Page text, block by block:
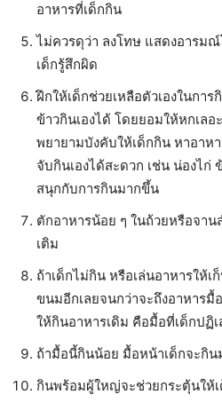
อาหารที่เด็กกิน
ไม่ควรดุว่า ลงโทษ แสดงอารม
เด็กรู้สึกผิด
ฝึกให้เด็กช่วยเหลือตัวเองในการ
ข้าวกินเองได้ โดยยอมให้หกเล
พยายามบังคับให้เด็กกิน หาอาห
จับกินเองได้สะดวก เช่น น่องไก่
สนุกกับการกินมากขึ้น
ตักอาหารน้อย ๆ ในถ้วยหรือจา
เติม
ถ้าเด็กไม่กิน หรือเล่นอาหารให้
ขนมอีกเลยจนกว่าจะถึงอาหาร
ให้กินอาหารเดิม คือมื้อที่เด็กปฏิ
ถ้ามื้อนี้กินน้อย มื้อหน้าเด็กจะกิ
กินพร้อมผู้ใหญ่จะช่วยกระตุ้นให้